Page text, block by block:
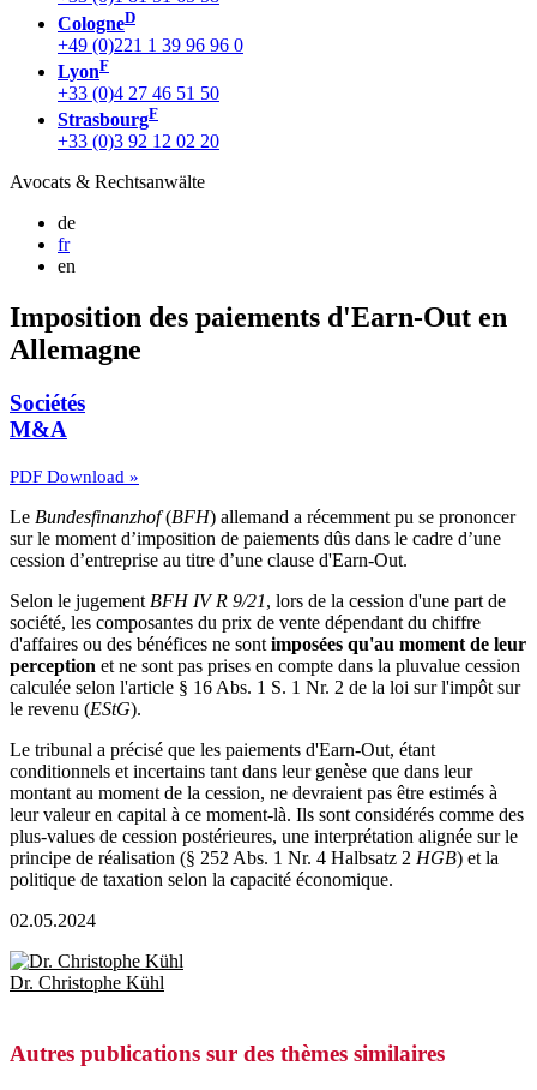
CologneD
+49 (0)221 1 39 96 96 0
LyonF
+33 (0)4 27 46 51 50
StrasbourgF
+33 (0)3 92 12 02 20
Avocats & Rechtsanwälte
de
fr
en
Imposition des paiements d'Earn-Out en
Allemagne
Sociétés
M&A
PDF Download »
Le Bundesfinanzhof(BFH) allemand a récemment pu se prononcer
sur le moment d’imposition de paiements dûs dans le cadre d’une
cession d’entreprise au titre d’une clause d'Earn-Out.
Selon le jugement BFH IV R 9/21, lors de la cession d'une part de
société, les composantes du prix de vente dépendant du chiffre
d'affaires ou des bénéfices ne sont imposées qu'au moment de leur
perception et ne sont pas prises en compte dans la pluvalue cession
calculée selon l'article § 16 Abs. 1 S. 1 Nr. 2 de la loi sur l'impôt sur
le revenu (EStG).
Le tribunal a précisé que les paiements d'Earn-Out, étant
conditionnels et incertains tant dans leur genèse que dans leur
montant au moment de la cession, ne devraient pas être estimés à
leur valeur en capital à ce moment-là. Ils sont considérés comme des
plus-values de cession postérieures, une interprétation alignée sur le
principe de réalisation (§ 252 Abs. 1 Nr. 4 Halbsatz 2 HGB) et la
politique de taxation selon la capacité économique.
02.05.2024
Dr. Christophe Kühl
Autres publications sur des thèmes similaires